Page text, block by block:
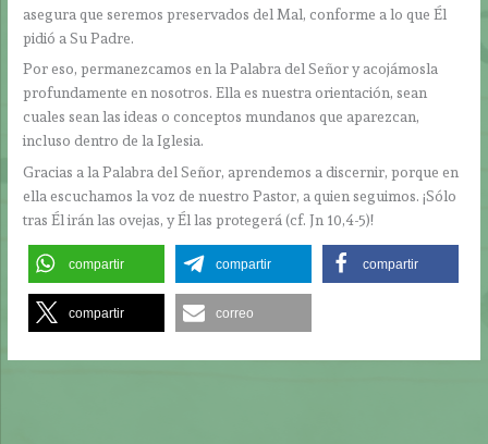
asegura que seremos preservados del Mal, conforme a lo que Él
pidió a Su Padre.
Por eso, permanezcamos en la Palabra del Señor y acojámosla
profundamente en nosotros. Ella es nuestra orientación, sean
cuales sean las ideas o conceptos mundanos que aparezcan,
incluso dentro de la Iglesia.
Gracias a la Palabra del Señor, aprendemos a discernir, porque en
ella escuchamos la voz de nuestro Pastor, a quien seguimos. ¡Sólo
tras Él irán las ovejas, y Él las protegerá (cf. Jn 10,4-5)!
compartir compartir compartir
compartir correo